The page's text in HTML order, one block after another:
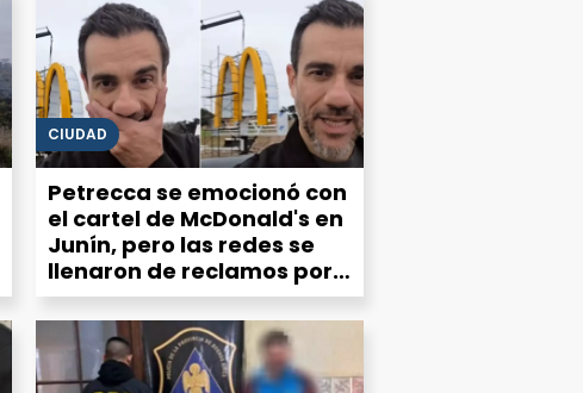
CIUDAD
Petrecca se emocionó con
el cartel de McDonald's en
Junín, pero las redes se
llenaron de reclamos por
el estado de la ciudad